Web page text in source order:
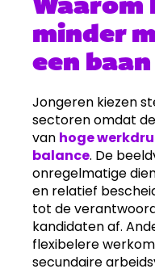
minder
een
Jongeren kiezen
sectoren omdat
van hoge
balance. De
onregelmatige
en relatief
tot de
kandidaten af.
flexibelere
secundaire